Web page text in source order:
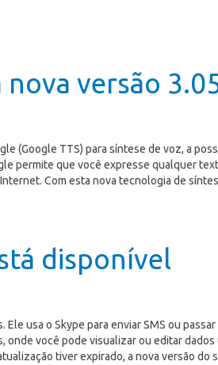
versão
(Google TTS) para síntese de voz, a
permite que você expresse qualquer
Com esta nova tecnologia de
disponível
usa o Skype para enviar SMS ou
você pode visualizar ou editar
tiver expirado, a nova versão